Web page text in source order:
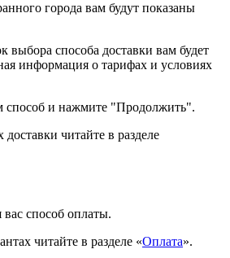
города вам будут показаны
способа доставки вам будет
информация о тарифах и условиях
способ и нажмите "Продолжить".
читайте в разделе
способ оплаты.
читайте в разделе «Оплата».